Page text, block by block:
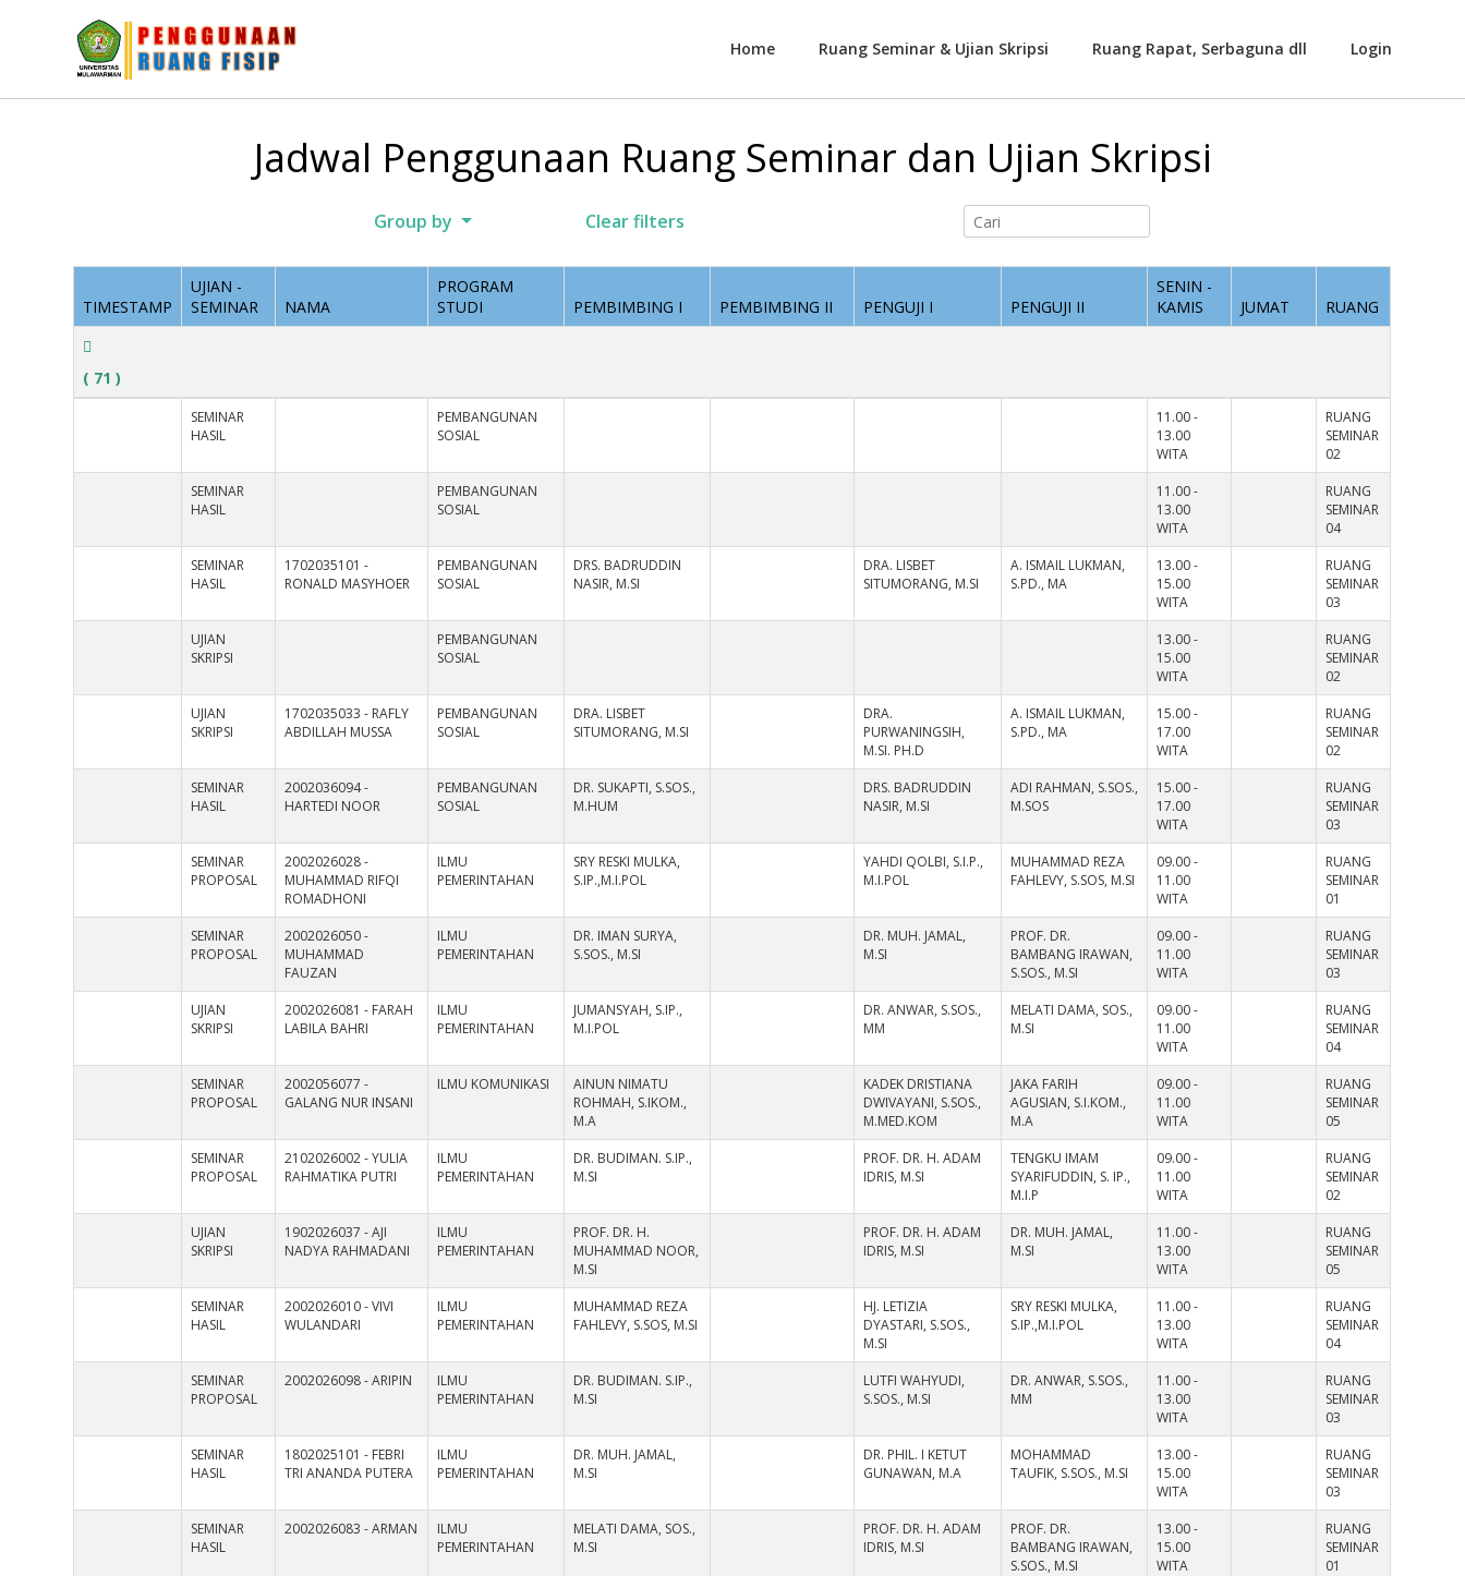
Home Ruang Seminar & Ujian Skripsi Ruang Rapat, Serbaguna dll Login
Jadwal Penggunaan Ruang Seminar dan Ujian Skripsi
Group by Clear filters
TIMESTAMP
UJIAN -
SEMINAR
NAMA
PROGRAM
STUDI
PEMBIMBING I PEMBIMBING II PENGUJI I PENGUJI II
SENIN -
KAMIS
JUMAT RUANG
( 71 )
SEMINAR
HASIL
PEMBANGUNAN
SOSIAL
11.00 -
13.00
WITA
RUANG
SEMINAR
02
SEMINAR
HASIL
PEMBANGUNAN
SOSIAL
11.00 -
13.00
WITA
RUANG
SEMINAR
04
SEMINAR
HASIL
1702035101 -
RONALD MASYHOER
PEMBANGUNAN
SOSIAL
DRS. BADRUDDIN
NASIR, M.SI
DRA. LISBET
SITUMORANG, M.SI
A. ISMAIL LUKMAN,
S.PD., MA
13.00 -
15.00
WITA
RUANG
SEMINAR
03
UJIAN
SKRIPSI
PEMBANGUNAN
SOSIAL
13.00 -
15.00
WITA
RUANG
SEMINAR
02
UJIAN
SKRIPSI
1702035033 - RAFLY
ABDILLAH MUSSA
PEMBANGUNAN
SOSIAL
DRA. LISBET
SITUMORANG, M.SI
DRA.
PURWANINGSIH,
M.SI. PH.D
A. ISMAIL LUKMAN,
S.PD., MA
15.00 -
17.00
WITA
RUANG
SEMINAR
02
SEMINAR
HASIL
2002036094 -
HARTEDI NOOR
PEMBANGUNAN
SOSIAL
DR. SUKAPTI, S.SOS.,
M.HUM
DRS. BADRUDDIN
NASIR, M.SI
ADI RAHMAN, S.SOS.,
M.SOS
15.00 -
17.00
WITA
RUANG
SEMINAR
03
SEMINAR
PROPOSAL
2002026028 -
MUHAMMAD RIFQI
ROMADHONI
ILMU
PEMERINTAHAN
SRY RESKI MULKA,
S.IP.,M.I.POL
YAHDI QOLBI, S.I.P.,
M.I.POL
MUHAMMAD REZA
FAHLEVY, S.SOS, M.SI
09.00 -
11.00
WITA
RUANG
SEMINAR
01
SEMINAR
PROPOSAL
2002026050 -
MUHAMMAD
FAUZAN
ILMU
PEMERINTAHAN
DR. IMAN SURYA,
S.SOS., M.SI
DR. MUH. JAMAL,
M.SI
PROF. DR.
BAMBANG IRAWAN,
S.SOS., M.SI
09.00 -
11.00
WITA
RUANG
SEMINAR
03
UJIAN
SKRIPSI
2002026081 - FARAH
LABILA BAHRI
ILMU
PEMERINTAHAN
JUMANSYAH, S.IP.,
M.I.POL
DR. ANWAR, S.SOS.,
MM
MELATI DAMA, SOS.,
M.SI
09.00 -
11.00
WITA
RUANG
SEMINAR
04
SEMINAR
PROPOSAL
2002056077 -
GALANG NUR INSANI
ILMU KOMUNIKASI
AINUN NIMATU
ROHMAH, S.IKOM.,
M.A
KADEK DRISTIANA
DWIVAYANI, S.SOS.,
M.MED.KOM
JAKA FARIH
AGUSIAN, S.I.KOM.,
M.A
09.00 -
11.00
WITA
RUANG
SEMINAR
05
SEMINAR
PROPOSAL
2102026002 - YULIA
RAHMATIKA PUTRI
ILMU
PEMERINTAHAN
DR. BUDIMAN. S.IP.,
M.SI
PROF. DR. H. ADAM
IDRIS, M.SI
TENGKU IMAM
SYARIFUDDIN, S. IP.,
M.I.P
09.00 -
11.00
WITA
RUANG
SEMINAR
02
UJIAN
SKRIPSI
1902026037 - AJI
NADYA RAHMADANI
ILMU
PEMERINTAHAN
PROF. DR. H.
MUHAMMAD NOOR,
M.SI
PROF. DR. H. ADAM
IDRIS, M.SI
DR. MUH. JAMAL,
M.SI
11.00 -
13.00
WITA
RUANG
SEMINAR
05
SEMINAR
HASIL
2002026010 - VIVI
WULANDARI
ILMU
PEMERINTAHAN
MUHAMMAD REZA
FAHLEVY, S.SOS, M.SI
HJ. LETIZIA
DYASTARI, S.SOS.,
M.SI
SRY RESKI MULKA,
S.IP.,M.I.POL
11.00 -
13.00
WITA
RUANG
SEMINAR
04
SEMINAR
PROPOSAL
2002026098 - ARIPIN
ILMU
PEMERINTAHAN
DR. BUDIMAN. S.IP.,
M.SI
LUTFI WAHYUDI,
S.SOS., M.SI
DR. ANWAR, S.SOS.,
MM
11.00 -
13.00
WITA
RUANG
SEMINAR
03
SEMINAR
HASIL
1802025101 - FEBRI
TRI ANANDA PUTERA
ILMU
PEMERINTAHAN
DR. MUH. JAMAL,
M.SI
DR. PHIL. I KETUT
GUNAWAN, M.A
MOHAMMAD
TAUFIK, S.SOS., M.SI
13.00 -
15.00
WITA
RUANG
SEMINAR
03
SEMINAR
HASIL
2002026083 - ARMAN
ILMU
PEMERINTAHAN
MELATI DAMA, SOS.,
M.SI
PROF. DR. H. ADAM
IDRIS, M.SI
PROF. DR.
BAMBANG IRAWAN,
S.SOS., M.SI
13.00 -
15.00
WITA
RUANG
SEMINAR
01